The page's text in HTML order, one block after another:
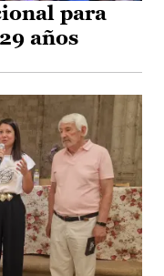
para
años